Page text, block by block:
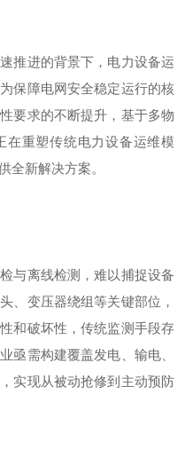
推进的背景下，电力设备运
保障电网安全稳定运行的核
要求的不断提升，基于多物
在重塑传统电力设备运维模
全新解决方案。
与离线检测，难以捕捉设备
、变压器绕组等关键部位，
和破坏性，传统监测手段存
亟需构建覆盖发电、输电、
实现从被动抢修到主动预防